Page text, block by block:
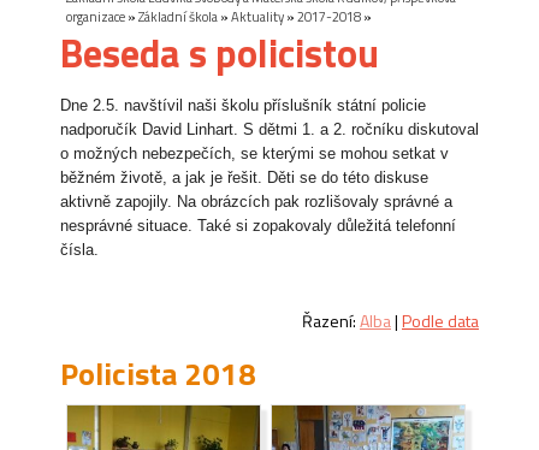
organizace»Základní škola»Aktuality»2017-2018»
Beseda s policistou
Dne 2.5. navštívil naši školu příslušník státní policie
nadporučík David Linhart. S dětmi 1. a 2. ročníku diskutoval
o možných nebezpečích, se kterými se mohou setkat v
běžném životě, a jak je řešit. Děti se do této diskuse
aktivně zapojily. Na obrázcích pak rozlišovaly správné a
nesprávné situace. Také si zopakovaly důležitá telefonní
čísla.
Řazení:Alba|Podle data
Policista 2018